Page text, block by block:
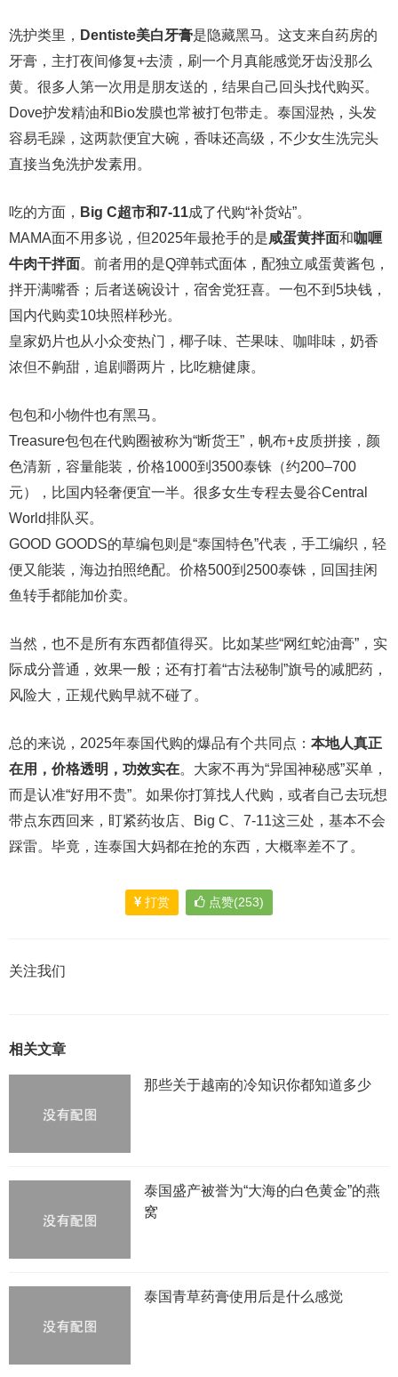
洗护类里， Dentiste美白牙膏是隐藏黑马。这支来自药房的
牙膏，主打夜间修复+去渍，刷一个月真能感觉牙齿没那么
黄。很多人第一次用是朋友送的，结果自己回头找代购买。
Dove护发精油和Bio发膜也常被打包带走。泰国湿热，头发
容易毛躁，这两款便宜大碗，香味还高级，不少女生洗完头
直接当免洗护发素用。
吃的方面， Big C超市和7-11成了代购“补货站”。
MAMA面不用多说，但2025年最抢手的是咸蛋黄拌面和咖喱
牛肉干拌面。前者用的是Q弹韩式面体，配独立咸蛋黄酱包，
拌开满嘴香；后者送碗设计，宿舍党狂喜。一包不到5块钱，
国内代购卖10块照样秒光。
皇家奶片也从小众变热门，椰子味、芒果味、咖啡味，奶香
浓但不齁甜，追剧嚼两片，比吃糖健康。
包包和小物件也有黑马。
Treasure包包在代购圈被称为“断货王”，帆布+皮质拼接，颜
色清新，容量能装，价格1000到3500泰铢（约200–700
元），比国内轻奢便宜一半。很多女生专程去曼谷Central
World排队买。
GOOD GOODS的草编包则是“泰国特色”代表，手工编织，轻
便又能装，海边拍照绝配。价格500到2500泰铢，回国挂闲
鱼转手都能加价卖。
当然，也不是所有东西都值得买。比如某些“网红蛇油膏”，实
际成分普通，效果一般；还有打着“古法秘制”旗号的减肥药，
风险大，正规代购早就不碰了。
总的来说，2025年泰国代购的爆品有个共同点： 本地人真正
在用，价格透明，功效实在。大家不再为“异国神秘感”买单，
而是认准“好用不贵”。如果你打算找人代购，或者自己去玩想
带点东西回来，盯紧药妆店、Big C、7-11这三处，基本不会
踩雷。毕竟，连泰国大妈都在抢的东西，大概率差不了。
打赏 点赞(253)
关注我们
相关文章
那些关于越南的冷知识你都知道多少
泰国盛产被誉为“大海的白色黄金”的燕
窝
泰国青草药膏使用后是什么感觉